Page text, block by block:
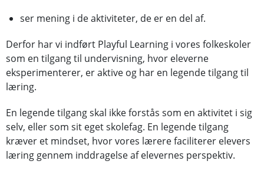
ser mening i de aktiviteter, de er en del af.
Derfor har vi indført Playful Learning i vores folkeskoler
som en tilgang til undervisning, hvor eleverne
eksperimenterer, er aktive og har en legende tilgang til
læring.
En legende tilgang skal ikke forstås som en aktivitet i sig
selv, eller som sit eget skolefag. En legende tilgang
kræver et mindset, hvor vores lærere faciliterer elevers
læring gennem inddragelse af elevernes perspektiv.